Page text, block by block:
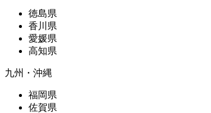
徳島県
香川県
愛媛県
高知県
九州・沖縄
福岡県
佐賀県